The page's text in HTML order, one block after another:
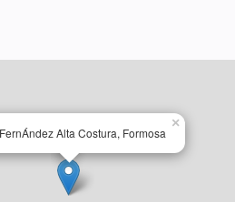
Alta Costura, Formosa
×